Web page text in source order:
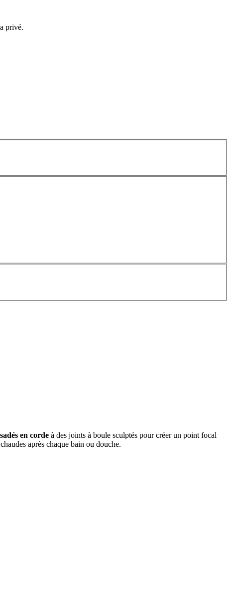
privé.
en corde à des joints à boule sculptés pour créer un point focal
après chaque bain ou douche.